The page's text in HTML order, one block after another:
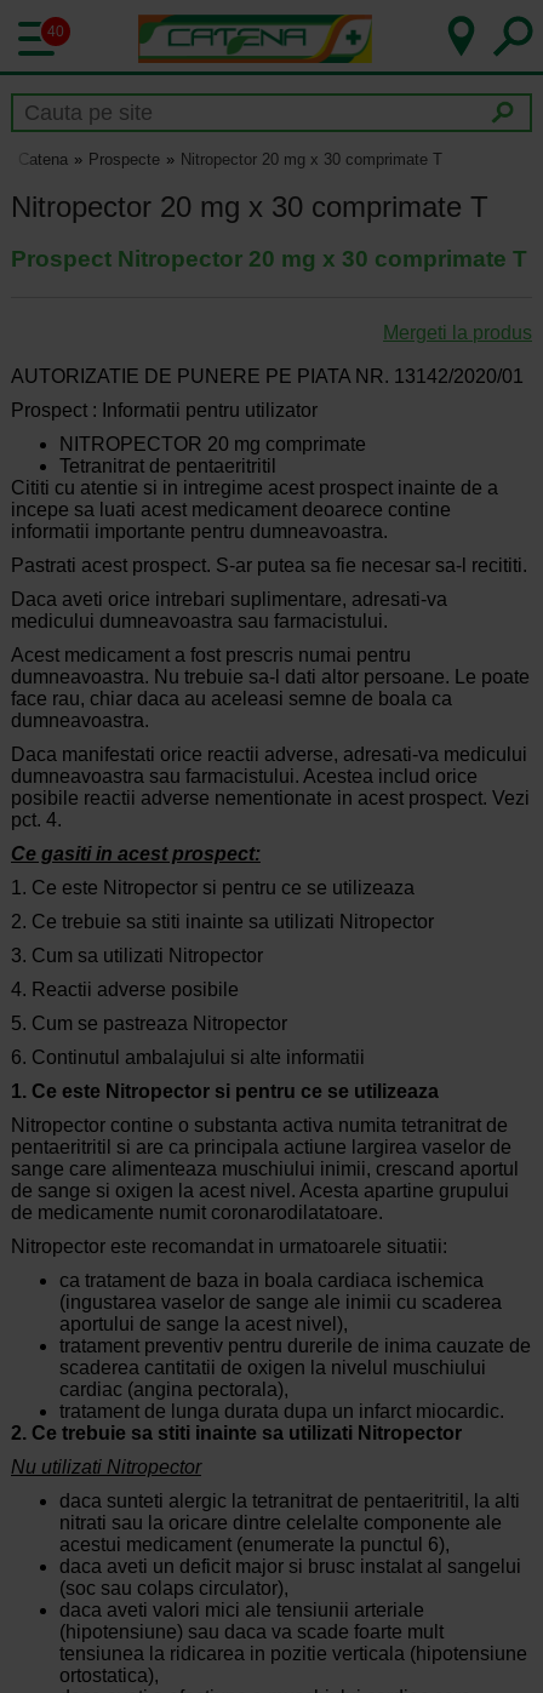
40
Catena Prospecte Nitropector 20 mg x 30 comprimate T
Nitropector 20 mg x 30 comprimate T
Prospect Nitropector 20 mg x 30 comprimate T
Mergeti la produs
AUTORIZATIE DE PUNERE PE PIATA NR. 13142/2020/01
Prospect : Informatii pentru utilizator
NITROPECTOR 20 mg comprimate
Tetranitrat de pentaeritritil
Cititi cu atentie si in intregime acest prospect inainte de a
incepe sa luati acest medicament deoarece contine
informatii importante pentru dumneavoastra.
Pastrati acest prospect. S-ar putea sa fie necesar sa-l recititi.
Daca aveti orice intrebari suplimentare, adresati-va
medicului dumneavoastra sau farmacistului.
Acest medicament a fost prescris numai pentru
dumneavoastra. Nu trebuie sa-l dati altor persoane. Le poate
face rau, chiar daca au aceleasi semne de boala ca
dumneavoastra.
Daca manifestati orice reactii adverse, adresati-va medicului
dumneavoastra sau farmacistului. Acestea includ orice
posibile reactii adverse nementionate in acest prospect. Vezi
pct. 4.
Ce gasiti in acest prospect:
1. Ce este Nitropector si pentru ce se utilizeaza
2. Ce trebuie sa stiti inainte sa utilizati Nitropector
3. Cum sa utilizati Nitropector
4. Reactii adverse posibile
5. Cum se pastreaza Nitropector
6. Continutul ambalajului si alte informatii
1. Ce este Nitropector si pentru ce se utilizeaza
Nitropector contine o substanta activa numita tetranitrat de
pentaeritritil si are ca principala actiune largirea vaselor de
sange care alimenteaza muschiului inimii, crescand aportul
de sange si oxigen la acest nivel. Acesta apartine grupului
de medicamente numit coronarodilatatoare.
Nitropector este recomandat in urmatoarele situatii:
ca tratament de baza in boala cardiaca ischemica
(ingustarea vaselor de sange ale inimii cu scaderea
aportului de sange la acest nivel),
tratament preventiv pentru durerile de inima cauzate de
scaderea cantitatii de oxigen la nivelul muschiului
cardiac (angina pectorala),
tratament de lunga durata dupa un infarct miocardic.
2. Ce trebuie sa stiti inainte sa utilizati Nitropector
Nu utilizati Nitropector
daca sunteti alergic la tetranitrat de pentaeritritil, la alti
nitrati sau la oricare dintre celelalte componente ale
acestui medicament (enumerate la punctul 6),
daca aveti un deficit major si brusc instalat al sangelui
(soc sau colaps circulator),
daca aveti valori mici ale tensiunii arteriale
(hipotensiune) sau daca va scade foarte mult
tensiunea la ridicarea in pozitie verticala (hipotensiune
ortostatica),